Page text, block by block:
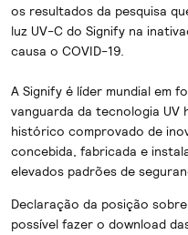
os resultados da pesquisa
luz UV-C do Signify na
causa o COVID-19.
A Signify é líder mundial em
vanguarda da tecnologia UV
histórico comprovado de
concebida, fabricada e
elevados padrões de
Declaração da posição
possível fazer o download